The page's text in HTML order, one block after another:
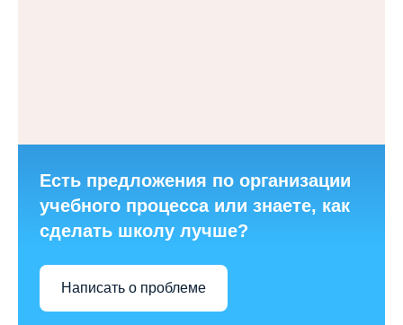
Есть предложения по организации
учебного процесса или знаете, как
сделать школу лучше?
Написать о проблеме